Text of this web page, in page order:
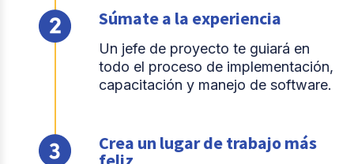
Súmate a la experiencia
Un jefe de proyecto te guiará en
todo el proceso de implementación,
capacitación y manejo de software.
Crea un lugar de trabajo más